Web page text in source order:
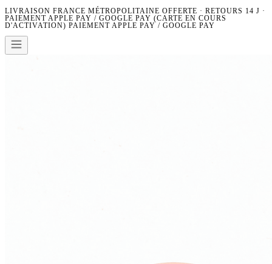
LIVRAISON FRANCE MÉTROPOLITAINE OFFERTE · RETOURS 14 J ·
PAIEMENT APPLE PAY / GOOGLE PAY (CARTE EN COURS
D'ACTIVATION) PAIEMENT APPLE PAY / GOOGLE PAY